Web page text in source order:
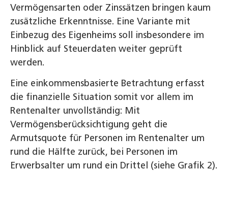
Vermögensarten oder Zinssätzen bringen kaum
zusätzliche Erkenntnisse. Eine Variante mit
Einbezug des Eigenheims soll insbesondere im
Hinblick auf Steuerdaten weiter geprüft
werden.
Eine einkommensbasierte Betrachtung erfasst
die finanzielle Situation somit vor allem im
Rentenalter unvollständig: Mit
Vermögensberücksichtigung geht die
Armutsquote für Personen im Rentenalter um
rund die Hälfte zurück, bei Personen im
Erwerbsalter um rund ein Drittel (siehe Grafik 2).